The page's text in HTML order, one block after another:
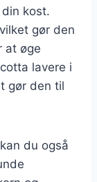
kost.
gør den
at øge
lavere i
gør den til
du også